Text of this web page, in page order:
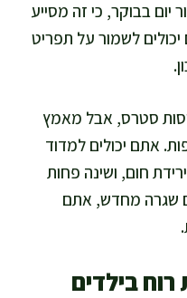
יום בבוקר, כי זה מסייע
לשמור על תפריט
סטרס, אבל מאמץ
אתם יכולים למדוד
חום, ושינה פחות
שגרה מחדש, אתם
בילדים